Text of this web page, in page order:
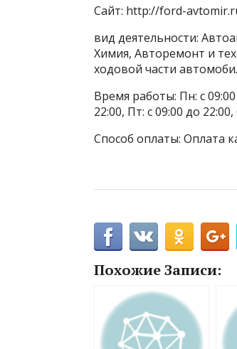
Сайт: http://ford-
вид деятельности:
Химия, Авторемонт и
ходовой части
Время работы: Пн: с 09:00
22:00, Пт: с 09:00 до
Способ оплаты: Оплата
Похожие Записи: